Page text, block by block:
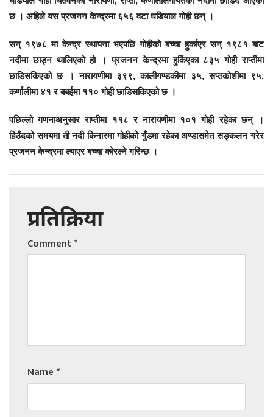
छ । अहिले यस प्रजनन केन्द्रमा ६५६ वटा घडियाल गोही छन् ।
सन् १९७८ मा केन्द्र स्थापना भएपछि गोहीको बच्चा हुर्काएर सन् १९८१ बाट
नदीमा छाड्न थालिएको हो । प्रजनन केन्द्रमा हुर्किएका ८३५ गोही राप्तीमा
छाडिसकिएको छ । नारायणीमा ३९९, कालीगण्डकीमा ३५, सप्तकोशीमा ९५,
कर्णालीमा ४१ र बबईमा ११० गोही छाडिसकिएको छ ।
पछिल्लो गणनाअनुसार राप्तीमा ११८ र नारायणीमा १०१ गोही रहेका छन् ।
हिउँदको समयमा ती नदी किनारमा गोहीको गुँडमा रहेका अण्डासमेत सङ्कलन गरेर
प्रजनन केन्द्रमा ल्याएर बच्चा कोरल्ने गरिन्छ ।
प्रतिक्रिया
Comment*
Name*